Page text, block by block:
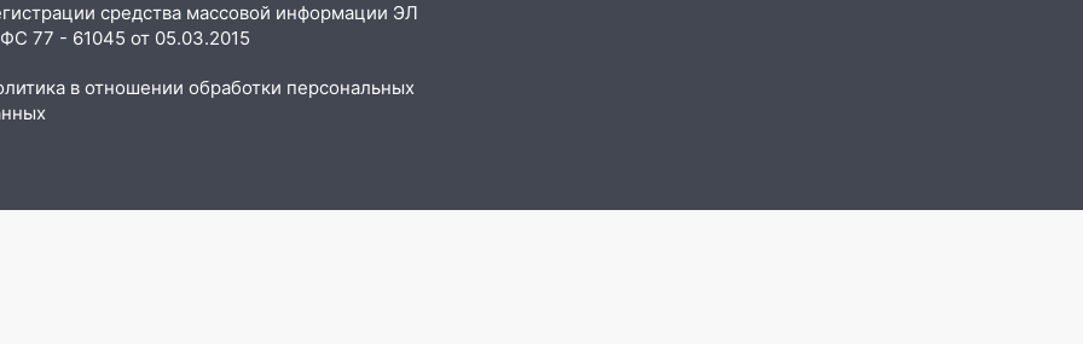
средства массовой информации ЭЛ
77 - 61045 от 05.03.2015
в отношении обработки персональных